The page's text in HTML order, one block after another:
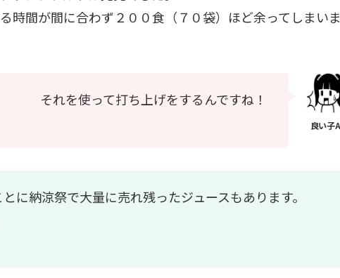
時間が間に合わず２００食（７０袋）ほど余ってしまいま
それを使って打ち上げをするんですね！
に納涼祭で大量に売れ残ったジュースもあります。